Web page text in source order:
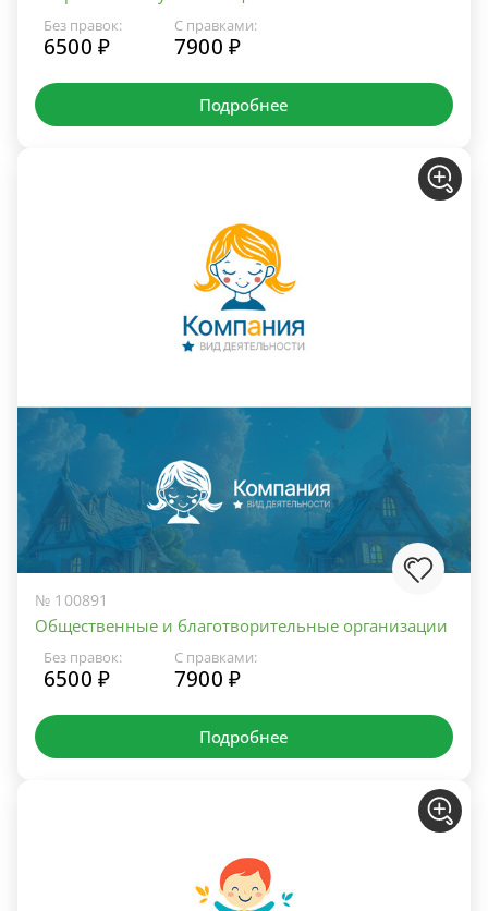
Без правок:
6500 ₽
С правками:
7900 ₽
Подробнее
№ 100891
Общественные и благотворительные организации
Без правок:
6500 ₽
С правками:
7900 ₽
Подробнее